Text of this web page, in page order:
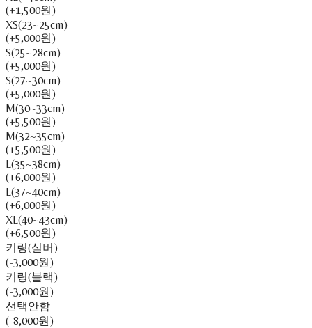
(+1,500원)
XS(23~25cm)
(+5,000원)
S(25~28cm)
(+5,000원)
S(27~30cm)
(+5,000원)
M(30~33cm)
(+5,500원)
M(32~35cm)
(+5,500원)
L(35~38cm)
(+6,000원)
L(37~40cm)
(+6,000원)
XL(40~43cm)
(+6,500원)
키링(실버)
(-3,000원)
키링(블랙)
(-3,000원)
선택안함
(-8,000원)